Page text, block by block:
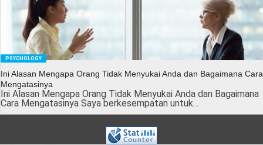
PSYCHOLOGY
Ini Alasan Mengapa Orang Tidak Menyukai Anda dan Bagaimana Cara
Mengatasinya
Ini Alasan Mengapa Orang Tidak Menyukai Anda dan Bagaimana
Cara Mengatasinya Saya berkesempatan untuk...